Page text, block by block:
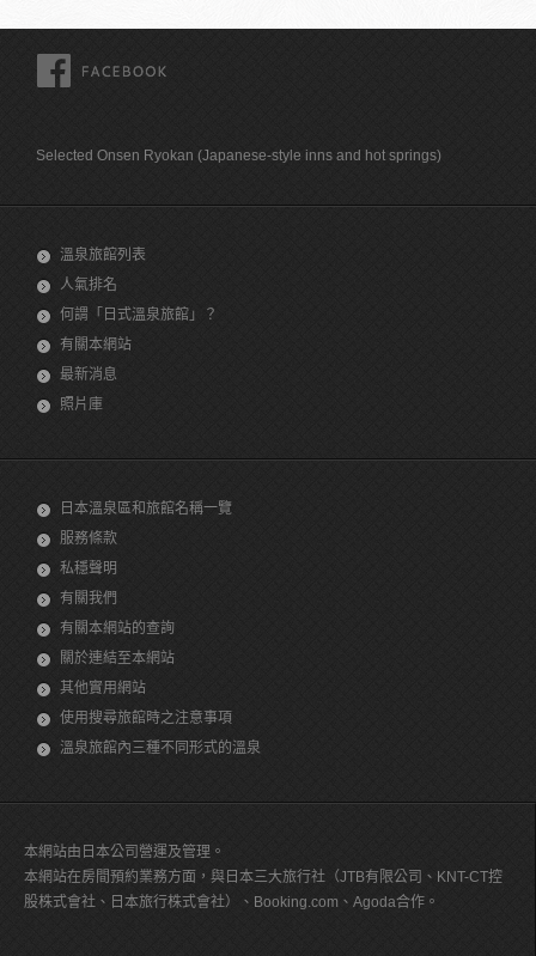
Selected Onsen Ryokan (Japanese-style inns and hot springs)
溫泉旅館列表
人氣排名
何謂「日式溫泉旅館」？
有關本網站
最新消息
照片庫
日本溫泉區和旅館名稱一覽
服務條款
私穩聲明
有關我們
有關本網站的查詢
關於連結至本網站
其他實用網站
使用搜尋旅館時之注意事項
溫泉旅館內三種不同形式的溫泉
本網站由日本公司營運及管理。
本網站在房間預約業務方面，與日本三大旅行社（JTB有限公司、KNT-CT控
股株式會社、日本旅行株式會社）、Booking.com、Agoda合作。